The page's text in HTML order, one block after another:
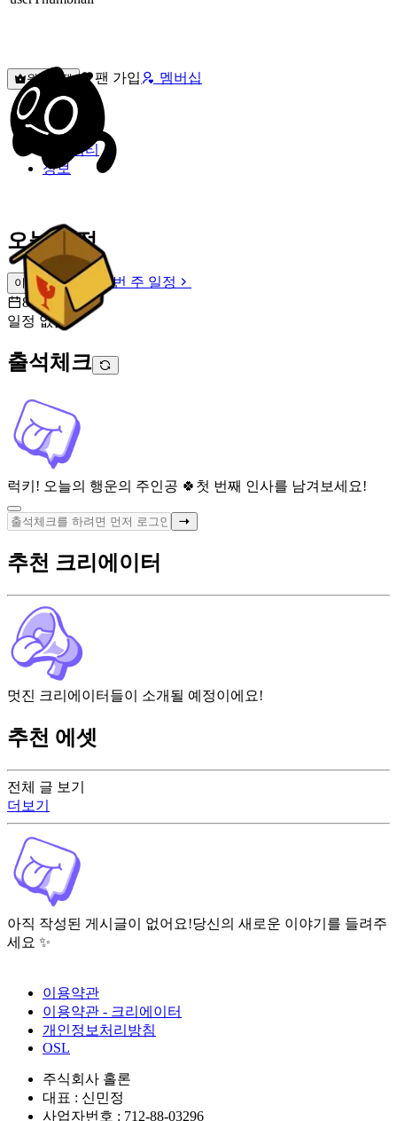
원픽선택 팬 가입 멤버십
밐타운
피드
커뮤니티
정보
오늘 일정
이번 주 일정
이번 주 일정
8월 9일 [일]
일정 없음
출석체크
럭키! 오늘의 행운의 주인공 🍀 첫 번째 인사를 남겨보세요!
전체 글 보기
더보기
아직 작성된 게시글이 없어요!당신의 새로운 이야기를 들려주
세요 ✨
추천 크리에이터
멋진 크리에이터들이 소개될 예정이에요!
추천 에셋
이용약관
이용약관 - 크리에이터
개인정보처리방침
OSL
주식회사 홀론
대표 : 신민정
사업자번호 : 712-88-03296